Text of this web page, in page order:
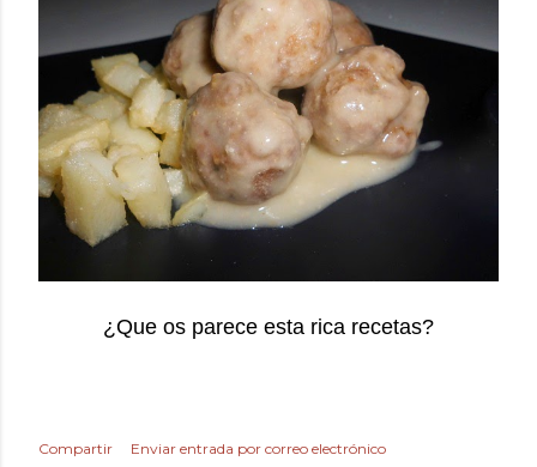
¿Que os parece esta rica recetas?
Compartir
Enviar entrada por correo electrónico